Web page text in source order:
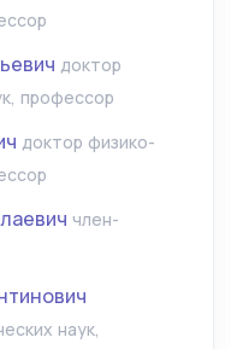
доктор
профессор
доктор физико-
член-
наук,